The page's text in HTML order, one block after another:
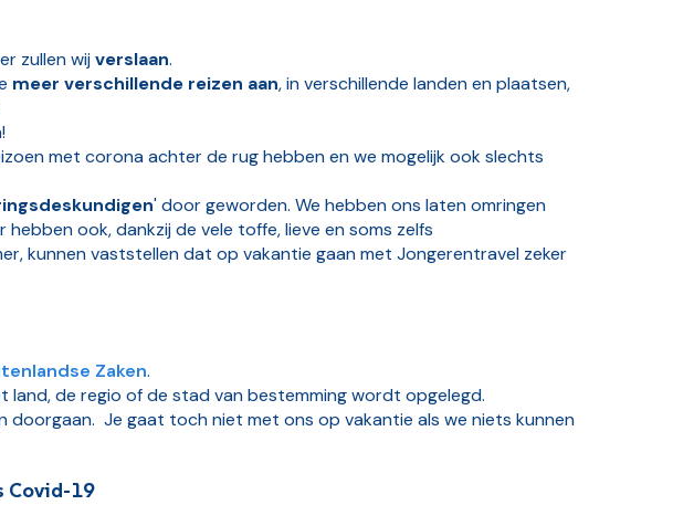
zullen wijverslaan.
meer verschillende reizen aan, in verschillende landen en plaatsen,
met corona achter de rug hebben en we mogelijk ook slechts
' door geworden. We hebben ons laten omringen
ook, dankzij de vele toffe, lieve en soms zelfs
kunnen vaststellen dat op vakantie gaan met Jongerentravel zeker
Zaken.
de regio of de stad van bestemming wordt opgelegd.
Je gaat toch niet met ons op vakantie als we niets kunnen
Covid-19